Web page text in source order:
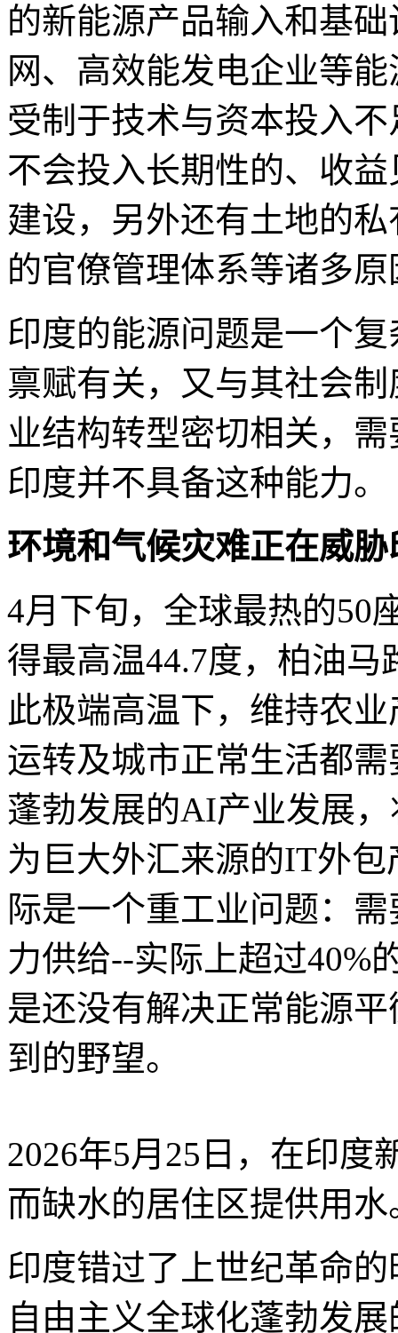
的新能源产品输入和基
网、高效能发电企业等
受制于技术与资本投入
不会投入长期性的、收
建设，另外还有土地的
的官僚管理体系等诸多原
印度的能源问题是一个
禀赋有关，又与其社会
业结构转型密切相关，
印度并不具备这种能力。
环境和气候灾难正在威胁
4月下旬，全球最热的50
得最高温44.7度，柏油
此极端高温下，维持农
运转及城市正常生活都
蓬勃发展的AI产业发展
为巨大外汇来源的IT外
际是一个重工业问题：
力供给--实际上超过40%
是还没有解决正常能源
到的野望。
2026年5月25日，在印度
而缺水的居住区提供用
印度错过了上世纪革命
自由主义全球化蓬勃发